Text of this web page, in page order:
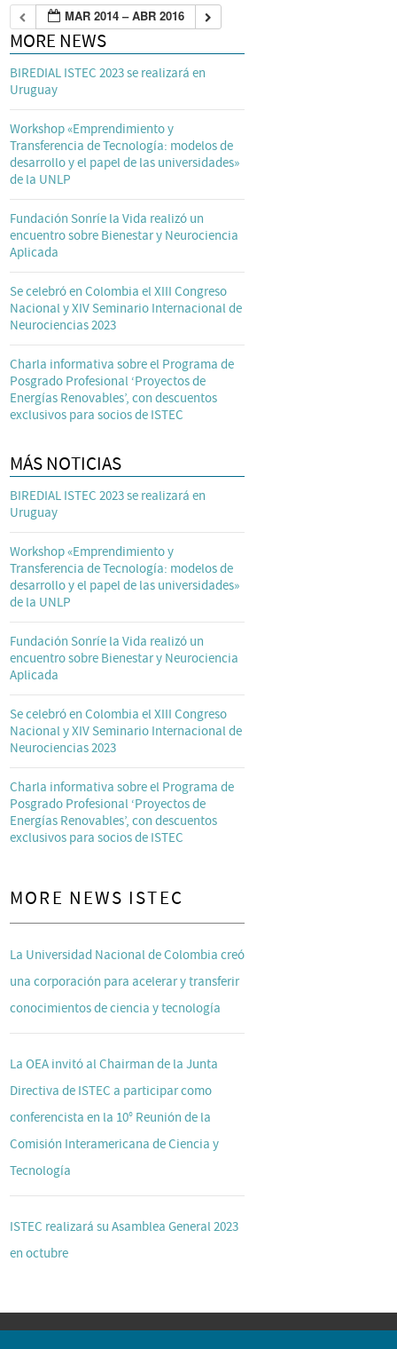
MAR 2014 – ABR 2016
MORE NEWS
BIREDIAL ISTEC 2023 se realizará en
Uruguay
Workshop «Emprendimiento y
Transferencia de Tecnología: modelos de
desarrollo y el papel de las universidades»
de la UNLP
Fundación Sonríe la Vida realizó un
encuentro sobre Bienestar y Neurociencia
Aplicada
Se celebró en Colombia el XIII Congreso
Nacional y XIV Seminario Internacional de
Neurociencias 2023
Charla informativa sobre el Programa de
Posgrado Profesional ‘Proyectos de
Energías Renovables’, con descuentos
exclusivos para socios de ISTEC
MÁS NOTICIAS
BIREDIAL ISTEC 2023 se realizará en
Uruguay
Workshop «Emprendimiento y
Transferencia de Tecnología: modelos de
desarrollo y el papel de las universidades»
de la UNLP
Fundación Sonríe la Vida realizó un
encuentro sobre Bienestar y Neurociencia
Aplicada
Se celebró en Colombia el XIII Congreso
Nacional y XIV Seminario Internacional de
Neurociencias 2023
Charla informativa sobre el Programa de
Posgrado Profesional ‘Proyectos de
Energías Renovables’, con descuentos
exclusivos para socios de ISTEC
MORE NEWS ISTEC
La Universidad Nacional de Colombia creó
una corporación para acelerar y transferir
conocimientos de ciencia y tecnología
La OEA invitó al Chairman de la Junta
Directiva de ISTEC a participar como
conferencista en la 10° Reunión de la
Comisión Interamericana de Ciencia y
Tecnología
ISTEC realizará su Asamblea General 2023
en octubre